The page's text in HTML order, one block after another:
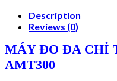
Description
Reviews (0)
MÁY ĐO ĐA CHỈ
AMT300